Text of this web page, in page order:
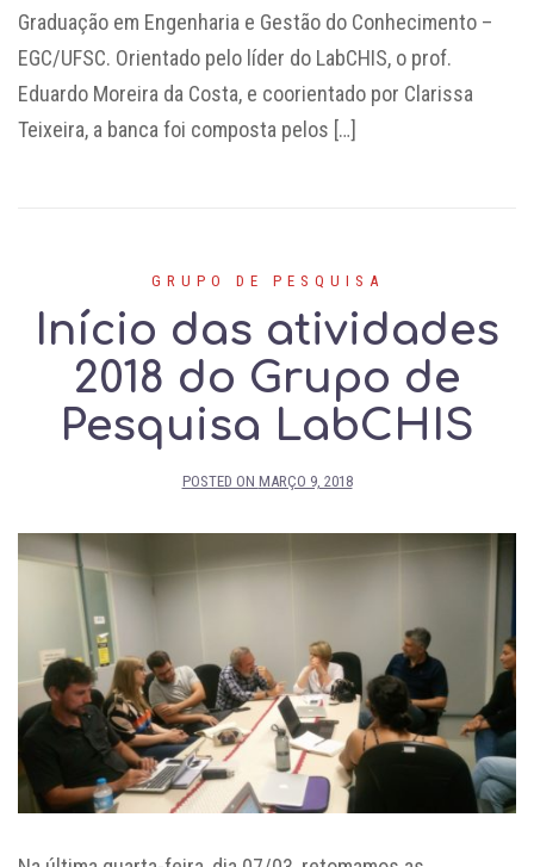
Graduação em Engenharia e Gestão do Conhecimento –
EGC/UFSC. Orientado pelo líder do LabCHIS, o prof.
Eduardo Moreira da Costa, e coorientado por Clarissa
Teixeira, a banca foi composta pelos […]
GRUPO DE PESQUISA
Início das atividades
2018 do Grupo de
Pesquisa LabCHIS
POSTED ON MARÇO 9, 2018